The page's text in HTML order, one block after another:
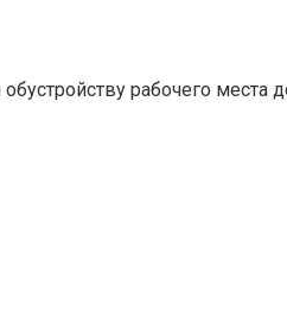
рабочего места